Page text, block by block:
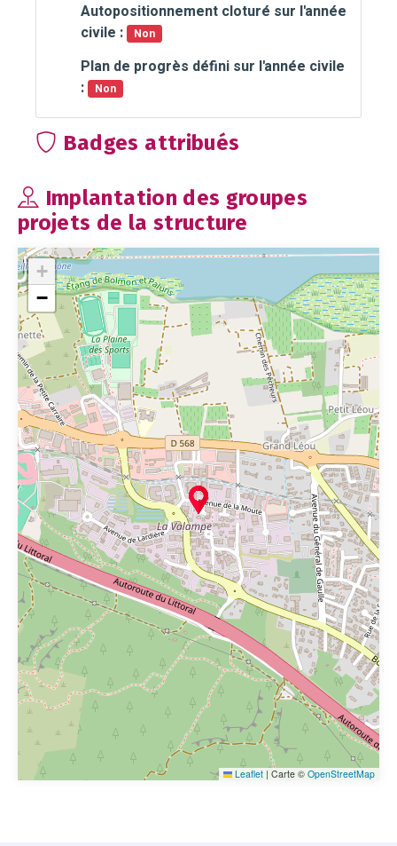
Autopositionnement cloturé sur l'année
civile :
Non
Plan de progrès défini sur l'année civile
:
Non
Badges attribués
Implantation des groupes
projets de la structure
+
−
Leaflet | Carte © OpenStreetMap